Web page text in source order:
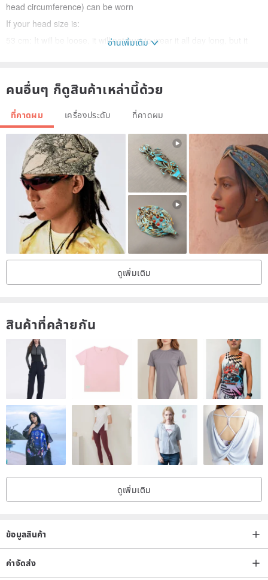
head circumference) can be worn
If your head size is:
53 cm: It will be loose, it will not hurt to wear it all day long, but it
and need to be customized.
✦Custom size customization only needs to remark "head
circumference N cm" in the order. Any questions are welcome to
communicate with you by email, such as: custom baby style,
hairband width adjustment, head circumference will not be
measured, etc.
Color difference:
✦Because each mobile phone, computer, and even the protective
sticker will affect the visual color difference, the product photos are
Cleaning method:
✦Hand wash with a neutral detergent. After dehydration, please dry
it in a cool place. Do not soak for a long time or over-wash to cause
damage.
note:
✦The cutting of the fabric of the headband may cause the received
product to be not exactly the same as the photo. If you mind the
difference in the position of the pattern, it is recommended to buy a
style with a simpler and repetitive pattern.
to us. ✦The product is hand-made. If it is due to personal factors
rather than product defects, we will not be able to return the
product. If you accept it, you can order it again, please forgive me. .
อ่านเพิ่มเติม
คนอื่นๆ ก็ดูสินค้าเหล่านี้ด้วย
ที่คาดผม เครื่องประดับ ที่คาดผม
ดูเพิ่มเติม
สินค้าที่คล้ายกัน
ดูเพิ่มเติม
ข้อมูลสินค้า
ค่าจัดส่ง